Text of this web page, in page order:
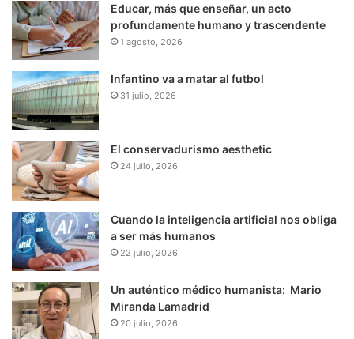
Educar, más que enseñar, un acto
profundamente humano y trascendente
1 agosto, 2026
Infantino va a matar al futbol
31 julio, 2026
El conservadurismo aesthetic
24 julio, 2026
Cuando la inteligencia artificial nos obliga
a ser más humanos
22 julio, 2026
Un auténtico médico humanista: Mario
Miranda Lamadrid
20 julio, 2026